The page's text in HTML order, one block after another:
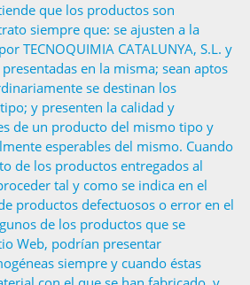
que los productos son
siempre que: se ajusten a la
TECNOQUIMIA CATALUNYA, S.L. y
en la misma; sean aptos
se destinan los
y presenten la calidad y
de un producto del mismo tipo y
esperables del mismo. Cuando
de los productos entregados al
tal y como se indica en el
productos defectuosos o error en el
de los productos que se
Web, podrían presentar
siempre y cuando éstas